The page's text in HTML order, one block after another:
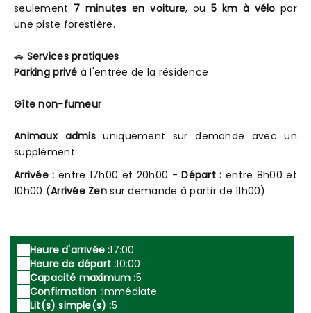
seulement 7 minutes en voiture, ou 5 km à vélo par
une piste forestière.
🚗 Services pratiques
Parking privé à l'entrée de la résidence
Gîte non-fumeur
Animaux admisuniquement sur demande avec un
supplément.
Arrivée : entre 17h00 et 20h00 -Départ : entre 8h00 et
10h00 (Arrivée Zen sur demande à partir de 11h00)
Heure d'arrivée :17:00
Heure de départ :10:00
Capacité maximum :5
Confirmation :Immédiate
Lit(s) simple(s) :5